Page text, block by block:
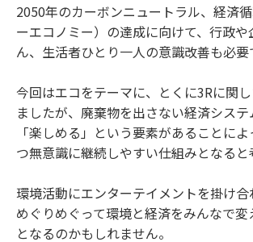
2050年のカーボンニュートラル、経済
ーエコノミー）の達成に向けて、行政や
ん、生活者ひとり一人の意識改善も必要
今回はエコをテーマに、とくに3Rに関
ましたが、廃棄物を出さない経済システ
「楽しめる」という要素があることに
つ無意識に継続しやすい仕組みとなると
環境活動にエンターテイメントを掛け合
めぐりめぐって環境と経済をみんなで変
となるのかもしれません。